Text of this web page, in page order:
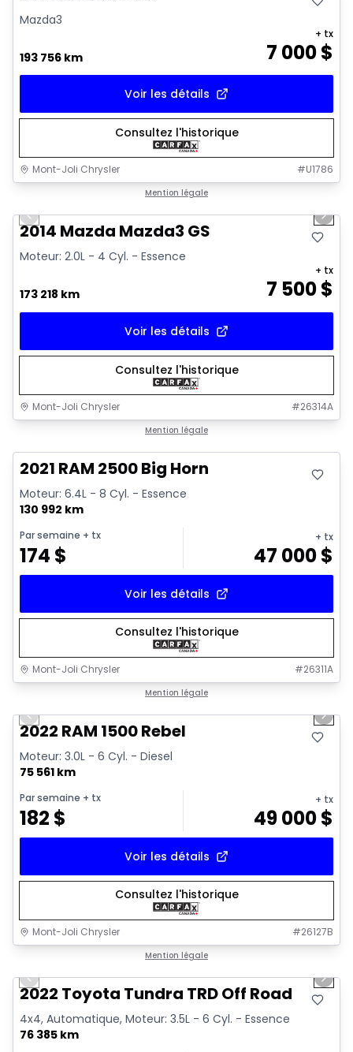
Mazda3
193 756 km 7 000$
+ tx
Voir les détails
Consultez l'historique
Mont-Joli Chrysler #U1786
Mention légale
Vidéo disponible
Previous slide Next
2014 Mazda Mazda3 GS
Moteur: 2.0L - 4 Cyl. - Essence
173 218 km 7 500$
+ tx
Voir les détails
Consultez l'historique
Mont-Joli Chrysler #26314A
Mention légale
Vidéo disponible
2021 RAM 2500 Big Horn
Moteur: 6.4L - 8 Cyl. - Essence
130 992 km
Par semaine + tx
174 $
+ tx
47 000$
Voir les détails
Consultez l'historique
Mont-Joli Chrysler #26311A
Mention légale
Previous slide Next
2022 RAM 1500 Rebel
Moteur: 3.0L - 6 Cyl. - Diesel
75 561 km
Par semaine + tx
182 $
+ tx
49 000$
Voir les détails
Consultez l'historique
Mont-Joli Chrysler #26127B
Mention légale
Vidéo disponible
Previous slide Next
2022 Toyota Tundra TRD Off Road
4x4, Automatique, Moteur: 3.5L - 6 Cyl. - Essence
76 385 km